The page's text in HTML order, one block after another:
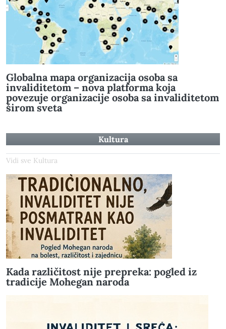
Globalna mapa organizacija osoba sa
invaliditetom – nova platforma koja
povezuje organizacije osoba sa invaliditetom
širom sveta
Kultura
Vidi sve Kultura
Kada različitost nije prepreka: pogled iz
tradicije Mohegan naroda